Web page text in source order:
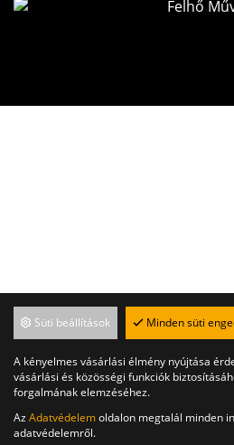
Süti beállítások Minden süti
A kényelmes vásárlási élmény nyújtása
vásárlási és közösségi funkciók
forgalmának elemzéséhez.
AzAdatvédelemoldalon megtalál minden
adatvédelemről.